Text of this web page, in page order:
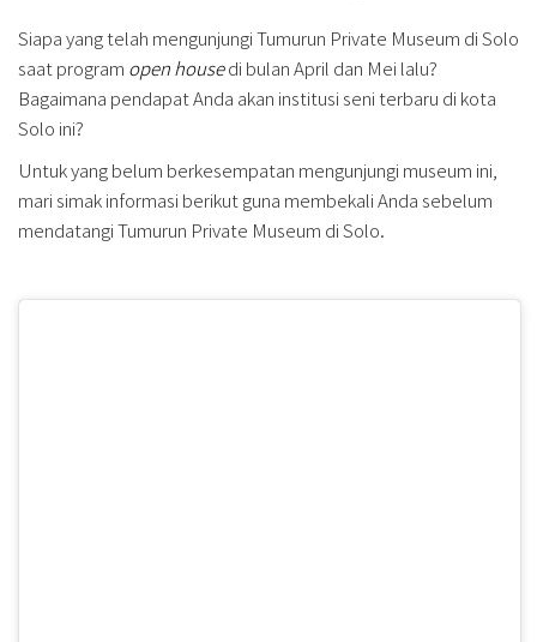
Siapa yang telah mengunjungi Tumurun Private Museum di Solo
saat program open housedi bulan April dan Mei lalu?
Bagaimana pendapat Anda akan institusi seni terbaru di kota
Solo ini?
Untuk yang belum berkesempatan mengunjungi museum ini,
mari simak informasi berikut guna membekali Anda sebelum
mendatangi Tumurun Private Museum di Solo.